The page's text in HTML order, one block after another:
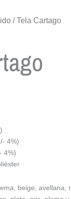
/ Tela Cartago
4%)
4%)
beige, avellana,